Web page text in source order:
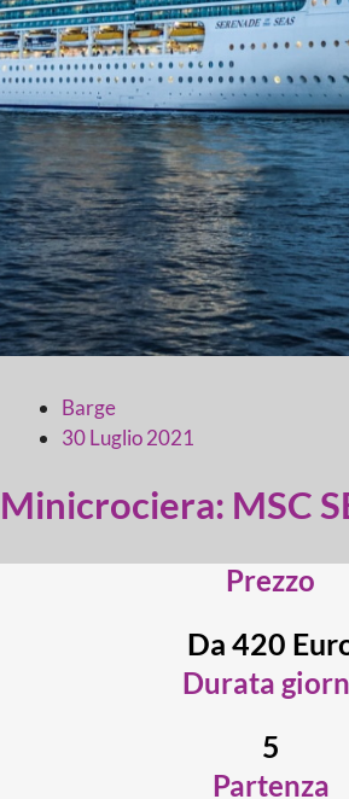
Barge
30 Luglio 2021
Minicrociera: MSC
Prezzo
Da 420
Durata
5
Partenza